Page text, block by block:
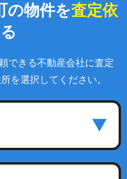
の物件を査定依
できる不動産会社に査定
を選択してください。